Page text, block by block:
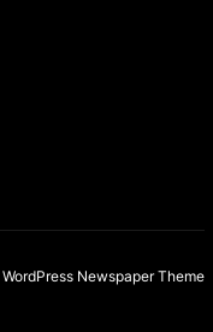
WordPress Newspaper Theme